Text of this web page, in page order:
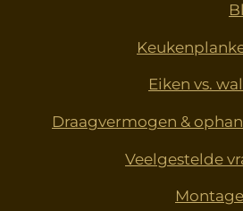
Eiken vs.
Draagvermogen &
Veelgestelde